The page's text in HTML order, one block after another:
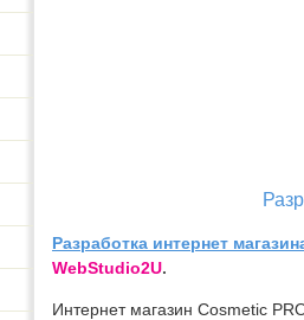
Разработка интернет
WebStudio2U.
Интернет магазин Cosmetic